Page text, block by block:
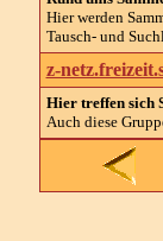
Hier werden
Tausch- und
z-
Hier treffen sich
Auch diese